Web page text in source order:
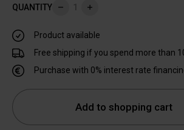
QUANTITY
RemoveAdd
Product available
Free shipping if you spend more than
Purchase with 0% interest rate
Add to shopping cart